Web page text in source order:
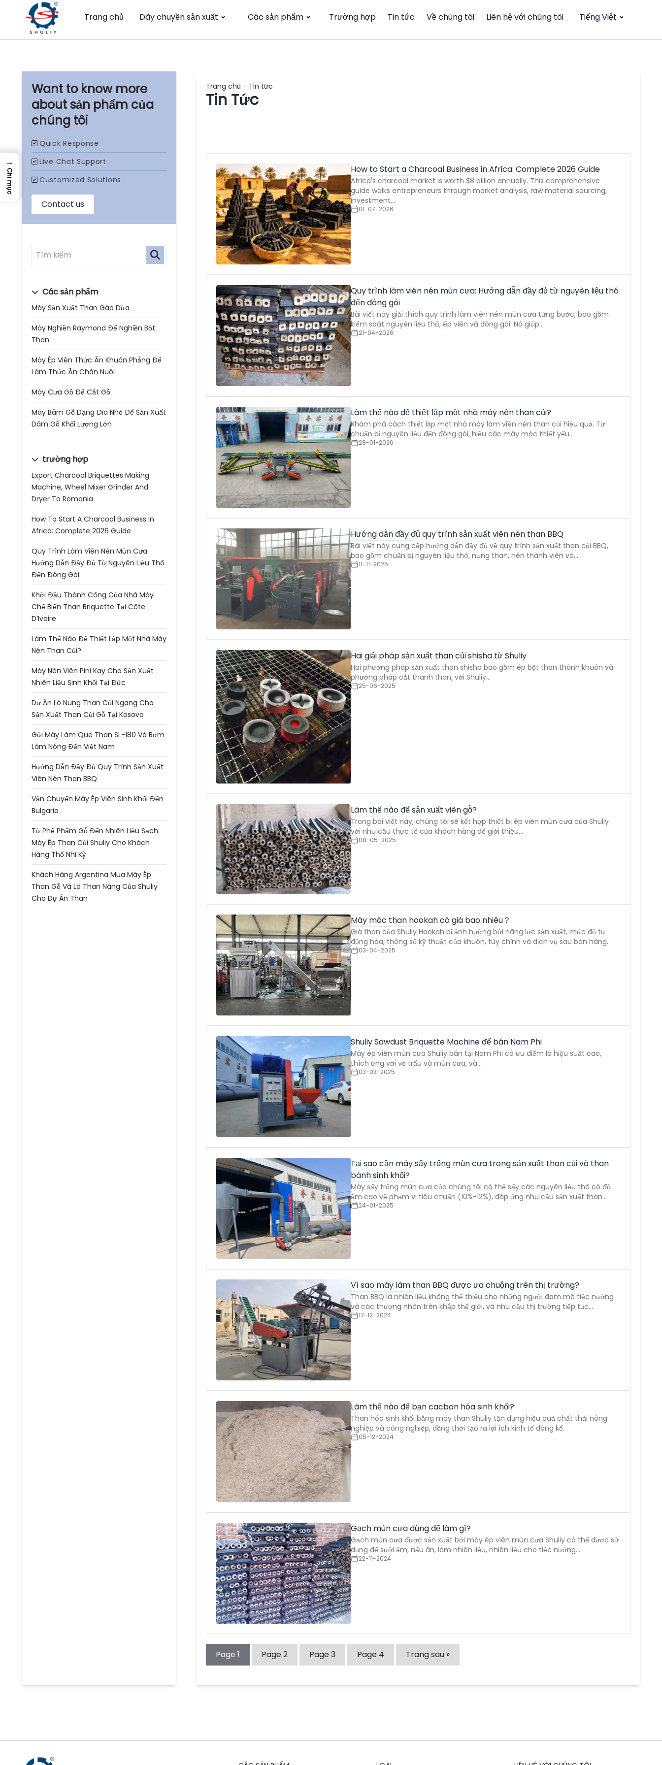
Trang chủ Dây chuyền sản xuất Các sản phẩm Trường hợp Tin tức Về chúng tôi Liên hệ với chúng tôi Tiếng Việt
sản phẩm của
chúng tôi
Các sản phẩm
Máy Sản Xuất Than Gáo Dừa
Máy Nghiền Raymond Để Nghiền Bột
Than
Máy Ép Viên Thức Ăn Khuôn Phẳng Để
Làm Thức Ăn Chăn Nuôi
Máy Cưa Gỗ Để Cắt Gỗ
Máy Băm Gỗ Dạng Đĩa Nhỏ Để Sản Xuất
Dăm Gỗ Khối Lượng Lớn
trường hợp
Export Charcoal Briquettes Making
Machine, Wheel Mixer Grinder And
Dryer To Romania
How To Start A Charcoal Business In
Africa: Complete 2026 Guide
Quy Trình Làm Viên Nén Mùn Cưa:
Hướng Dẫn Đầy Đủ Từ Nguyên Liệu Thô
Đến Đóng Gói
Khởi Đầu Thành Công Của Nhà Máy
Chế Biến Than Briquette Tại Côte
D’Ivoire
Làm Thế Nào Để Thiết Lập Một Nhà Máy
Nén Than Củi?
Máy Nén Viên Pini Kay Cho Sản Xuất
Nhiên Liệu Sinh Khối Tại Đức
Dự Án Lò Nung Than Củi Ngang Cho
Sản Xuất Than Củi Gỗ Tại Kosovo
Gửi Máy Làm Que Than SL-180 Và Bơm
Làm Nóng Đến Việt Nam
Hướng Dẫn Đầy Đủ Quy Trình Sản Xuất
Viên Nén Than BBQ
Vận Chuyển Máy Ép Viên Sinh Khối Đến
Bulgaria
Từ Phế Phẩm Gỗ Đến Nhiên Liệu Sạch:
Máy Ép Than Củi Shuliy Cho Khách
Hàng Thổ Nhĩ Kỳ
Khách Hàng Argentina Mua Máy Ép
Than Gỗ Và Lò Than Nâng Của Shuliy
Cho Dự Án Than
Trang chủ - Tin tức
Tin Tức
How to Start a Charcoal Business in Africa: Complete 2026 Guide
Africa's charcoal market is worth $8 billion annually. This comprehensive
guide walks entrepreneurs through market analysis, raw material sourcing,
investment…
01-07-2026
Quy trình làm viên nén mùn cưa: Hướng dẫn đầy đủ từ nguyên liệu thô
đến đóng gói
Bài viết này giải thích quy trình làm viên nén mùn cưa từng bước, bao gồm
kiểm soát nguyên liệu thô, ép viên và đóng gói. Nó giúp…
21-04-2026
Làm thế nào để thiết lập một nhà máy nén than củi?
Khám phá cách thiết lập một nhà máy làm viên nén than củi hiệu quả. Từ
chuẩn bị nguyên liệu đến đóng gói, hiểu các máy móc thiết yếu…
28-01-2026
Hướng dẫn đầy đủ quy trình sản xuất viên nén than BBQ
Bài viết này cung cấp hướng dẫn đầy đủ về quy trình sản xuất than củi BBQ,
bao gồm chuẩn bị nguyên liệu thô, nung than, nén thành viên và…
11-11-2025
Hai giải pháp sản xuất than củi shisha từ Shuliy
Hai phương pháp sản xuất than shisha bao gồm ép bột than thành khuôn và
phương pháp cắt thanh than, với Shuliy...
25-06-2025
Làm thế nào để sản xuất viên gỗ?
Trong bài viết này, chúng tôi sẽ kết hợp thiết bị ép viên mùn cưa của Shuliy
với nhu cầu thực tế của khách hàng để giới thiệu...
08-05-2025
Máy móc than hookah có giá bao nhiêu？
Giá than của Shuliy Hookah bị ảnh hưởng bởi năng lực sản xuất, mức độ tự
động hóa, thông số kỹ thuật của khuôn, tùy chỉnh và dịch vụ sau bán hàng.
03-04-2025
Shuliy Sawdust Briquette Machine để bán Nam Phi
Máy ép viên mùn cưa Shuliy bán tại Nam Phi có ưu điểm là hiệu suất cao,
thích ứng với vỏ trấu và mùn cưa, và...
03-03-2025
Tại sao cần máy sấy trống mùn cưa trong sản xuất than củi và than
bánh sinh khối?
Máy sấy trống mùn cưa của chúng tôi có thể sấy các nguyên liệu thô có độ
ẩm cao về phạm vi tiêu chuẩn (10%-12%), đáp ứng nhu cầu sản xuất than...
24-01-2025
Vì sao máy làm than BBQ được ưa chuộng trên thị trường?
Than BBQ là nhiên liệu không thể thiếu cho những người đam mê tiệc nướng
và các thương nhân trên khắp thế giới, và nhu cầu thị trường tiếp tục...
17-12-2024
Làm thế nào để bạn cacbon hóa sinh khối?
Than hóa sinh khối bằng máy than Shuliy tận dụng hiệu quả chất thải nông
nghiệp và công nghiệp, đồng thời tạo ra lợi ích kinh tế đáng kể.
05-12-2024
Gạch mùn cưa dùng để làm gì?
Gạch mùn cưa được sản xuất bởi máy ép viên mùn cưa Shuliy có thể được sử
dụng để sưởi ấm, nấu ăn, làm nhiên liệu, nhiên liệu cho tiệc nướng...
22-11-2024
Page 1 Page 2 Page 3 Page 4 Trang sau »
→
Chỉ mục